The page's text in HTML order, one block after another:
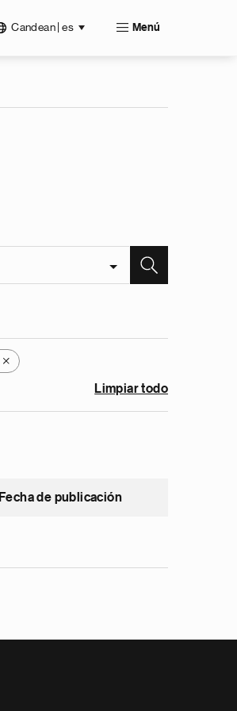
Candean | es Menú
X
Limpiar todo
Fecha de publicación